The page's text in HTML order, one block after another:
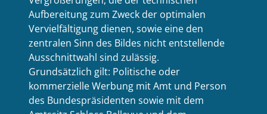
Aufbereitung zum Zweck der optimalen
Vervielfältigung dienen, sowie eine den
zentralen Sinn des Bildes nicht entstellende
Ausschnittwahl sind zulässig.
Grundsätzlich gilt: Politische oder
kommerzielle Werbung mit Amt und Person
des Bundespräsidenten sowie mit dem